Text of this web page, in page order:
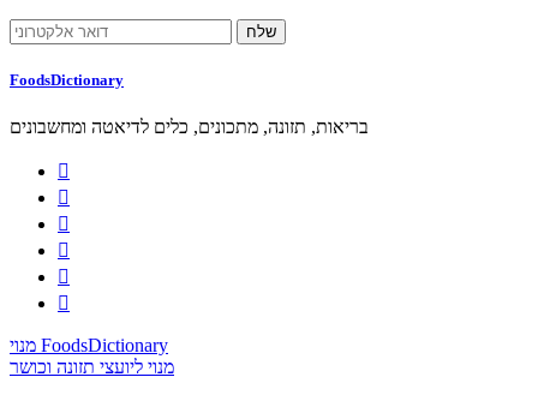
FoodsDictionary
בריאות, תזונה, מתכונים, כלים לדיאטה ומחשבונים






מנוי FoodsDictionary
מנוי ליועצי תזונה וכושר